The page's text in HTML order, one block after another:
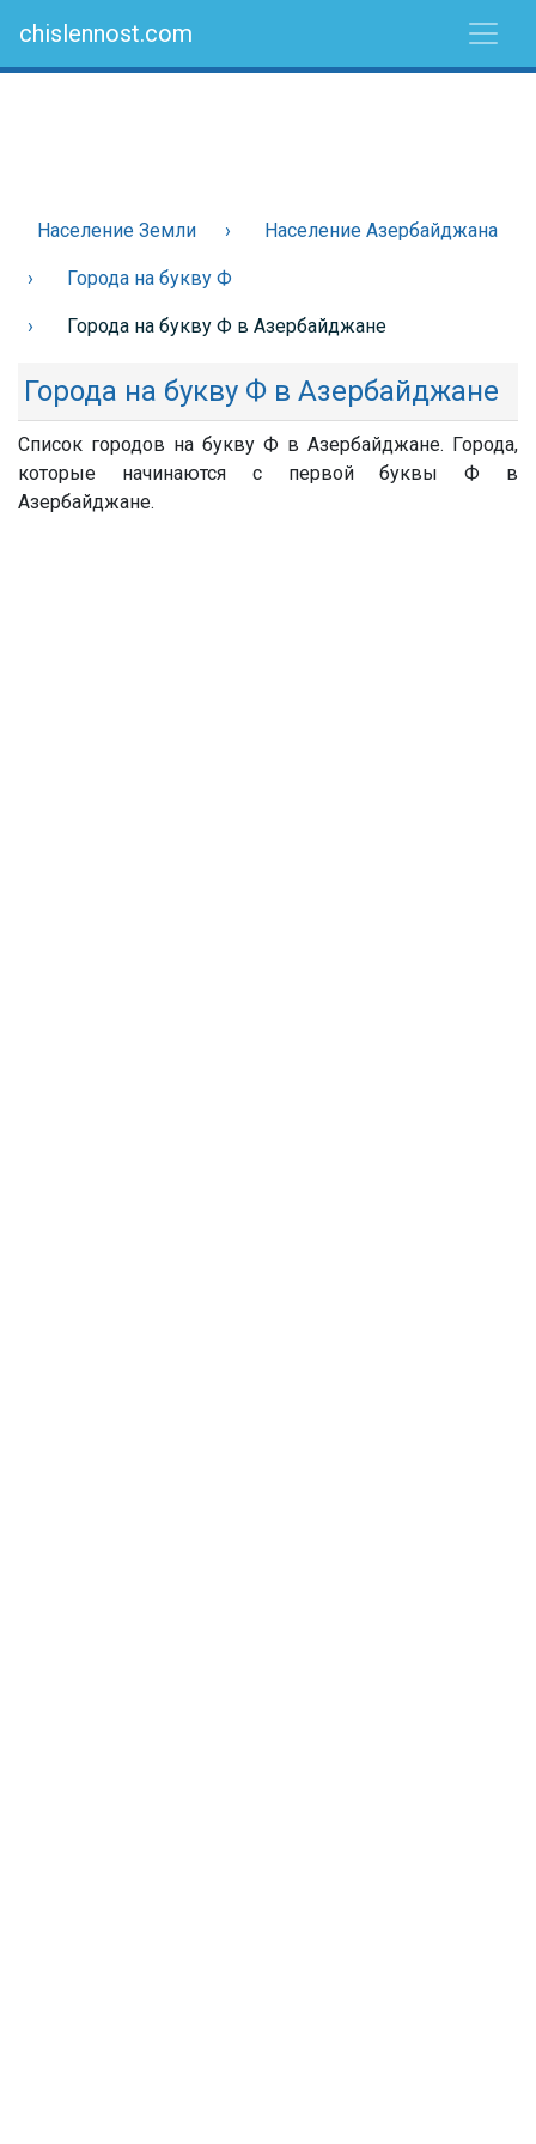
chislennost.com
Население Земли Население Азербайджана
Города на букву Ф
Города на букву Ф в Азербайджане
Города на букву Ф в Азербайджане
Список городов на букву Ф в Азербайджане. Города,
которые начинаются с первой буквы Ф в
Азербайджане.